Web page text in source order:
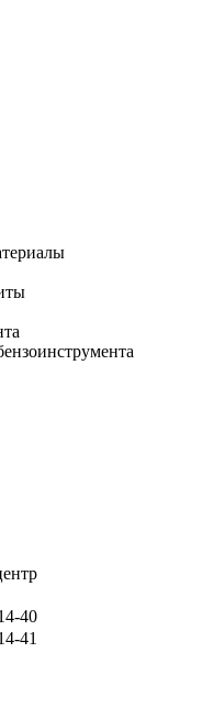
40
41